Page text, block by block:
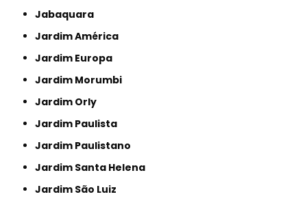
Jabaquara
Jardim América
Jardim Europa
Jardim Morumbi
Jardim Orly
Jardim Paulista
Jardim Paulistano
Jardim Santa Helena
Jardim São Luiz